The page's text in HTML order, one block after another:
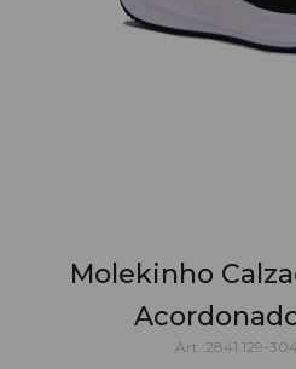
Molekinho
2841.129-